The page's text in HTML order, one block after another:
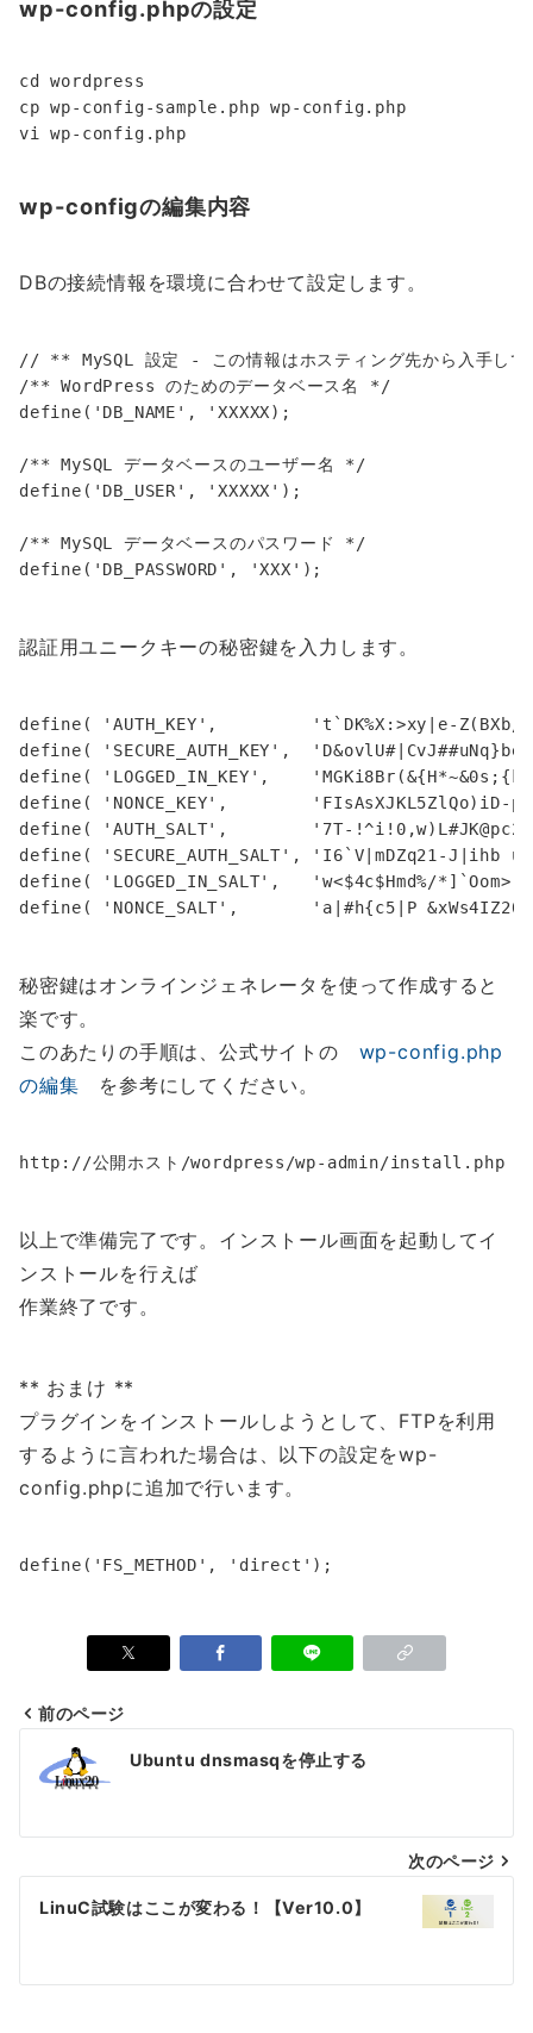
wp-config.phpの設定
cd wordpress
cp wp-config-sample.php wp-config.php
wp-configの編集内容
DBの接続情報を環境に合わせて設定します。
// ** MySQL 設定 - この情報はホスティング先から入手し
/** WordPress のためのデータベース名 */
define('DB_NAME', 'XXXXX);
/** MySQL データベースのユーザー名 */
define('DB_USER', 'XXXXX');
/** MySQL データベースのパスワード */
認証用ユニークキーの秘密鍵を入力します。
define( 'AUTH_KEY',         't`DK%X:>xy|e-Z(BXb/
define( 'SECURE_AUTH_KEY',
define( 'LOGGED_IN_KEY',
define( 'NONCE_KEY',        'FIsAsXJKL5ZlQo)iD-
define( 'AUTH_SALT',        '7T-
define( 'SECURE_AUTH_SALT', 'I6`V|mDZq21-J|ihb
define( 'LOGGED_IN_SALT',   'w<$4c$Hmd%/
秘密鍵はオンラインジェネレータを使って作成すると
楽です。
このあたりの手順は、公式サイトの wp-config.php
の編集 を参考にしてください。
以上で準備完了です。インストール画面を起動してイ
ンストールを行えば
作業終了です。
** おまけ **
プラグインをインストールしようとして、FTPを利用
するように言われた場合は、以下の設定をwp-
config.phpに追加で行います。
稿
ビ
ゲ
シ
前のページ
Ubuntu dnsmasqを停止する
次のページ
LinuC試験はここが変わる！【Ver10.0】